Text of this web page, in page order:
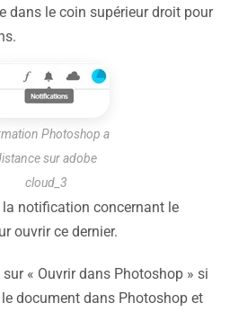
dans le coin supérieur droit pour
Photoshop a
sur adobe
cloud_3
notification concernant le
ouvrir ce dernier.
« Ouvrir dans Photoshop » si
document dans Photoshop et